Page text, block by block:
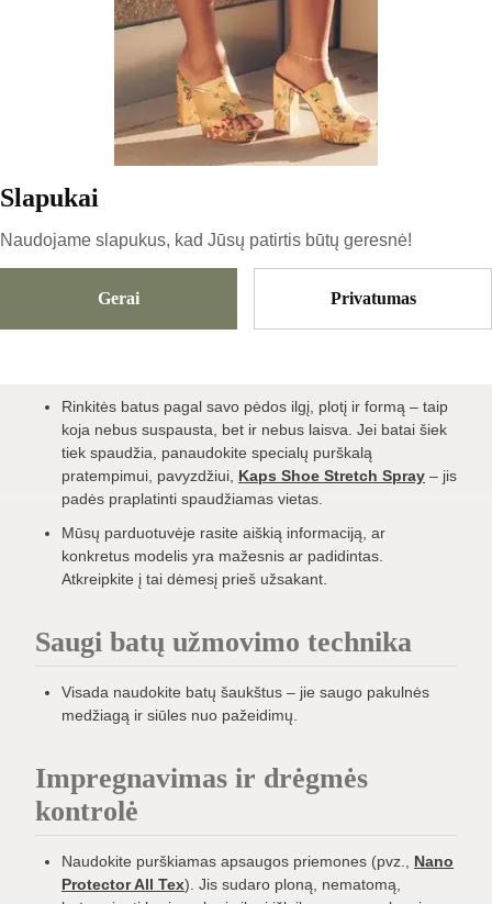
Slapukai
Naudojame slapukus, kad Jūsų patirtis būtų geresnė!
Gerai Privatumas
AVALYNĖS PRIEŽIŪRA –
JŪSŲ BATAMS
ILGAAMŽIŠKUMAS IR
GROŽIS
Trumpas ir aiškus Di Shop gidas, kaip rūpintis savo
avalyne, kad ji tarnautų ilgiau ir visuomet atrodytų
Rinkitės batus pagal savo pėdos ilgį, plotį ir formą – taip
koja nebus suspausta, bet ir nebus laisva. Jei batai šiek
tiek spaudžia, panaudokite specialų purškalą
pratempimui, pavyzdžiui, Kaps Shoe Stretch Spray – jis
padės praplatinti spaudžiamas vietas.
Mūsų parduotuvėje rasite aiškią informaciją, ar
konkretus modelis yra mažesnis ar padidintas.
Atkreipkite į tai dėmesį prieš užsakant.
Saugi batų užmovimo technika
Visada naudokite batų šaukštus – jie saugo pakulnės
medžiagą ir siūles nuo pažeidimų.
Impregnavimas ir drėgmės
kontrolė
Naudokite purškiamas apsaugos priemones (pvz., Nano
Protector All Tex). Jis sudaro ploną, nematomą,